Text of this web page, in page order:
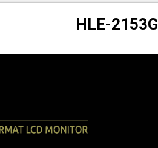
HLE-2153G